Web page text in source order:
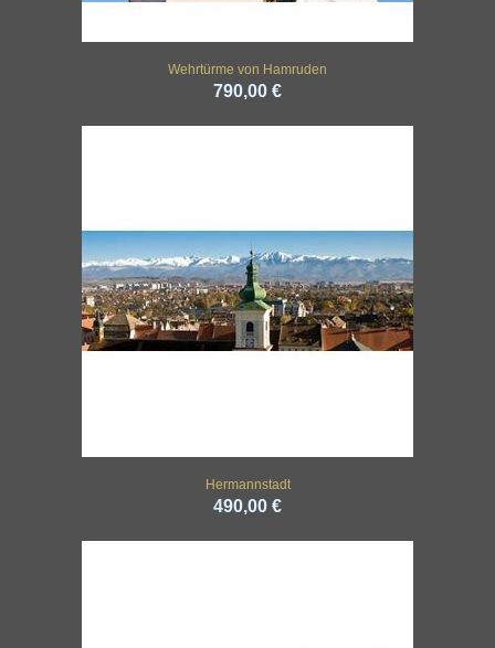
Wehrtürme von Hamruden
790,00 €
Hermannstadt
490,00 €